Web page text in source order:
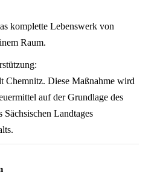
komplette Lebenswerk von
Raum.
Chemnitz. Diese Maßnahme wird
auf der Grundlage des
Sächsischen Landtages